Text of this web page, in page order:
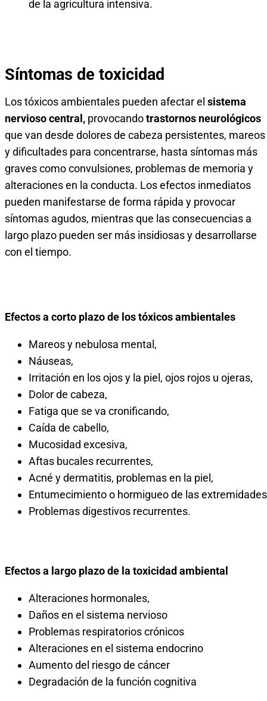
de la agricultura intensiva.
Síntomas de toxicidad
Los tóxicos ambientales pueden afectar el sistema
nervioso central, provocandotrastornos neurológicos
que van desde dolores de cabeza persistentes, mareos
y dificultades para concentrarse, hasta síntomas más
graves como convulsiones, problemas de memoria y
alteraciones en la conducta. Los efectos inmediatos
pueden manifestarse de forma rápida y provocar
síntomas agudos, mientras que las consecuencias a
largo plazo pueden ser más insidiosas y desarrollarse
con el tiempo.
Efectos a corto plazo de los tóxicos ambientales
Mareos y nebulosa mental,
Náuseas,
Irritación en los ojos y la piel, ojos rojos u ojeras,
Dolor de cabeza,
Fatiga que se va cronificando,
Caída de cabello,
Mucosidad excesiva,
Aftas bucales recurrentes,
Acné y dermatitis, problemas en la piel,
Entumecimiento o hormigueo de las
Problemas digestivos recurrentes.
Efectos a largo plazo de la toxicidad ambiental
Alteraciones hormonales,
Daños en el sistema nervioso
Problemas respiratorios crónicos
Alteraciones en el sistema endocrino
Aumento del riesgo de cáncer
Degradación de la función cognitiva